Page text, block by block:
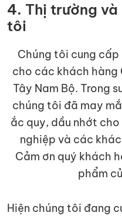
4. Thị trường
tôi
Chúng tôi cung
cho các khách hàng
Tây Nam Bộ. Trong
chúng tôi đã may
ắc quy, dầu nhớt
nghiệp và các
Cảm ơn quý khách
phẩm
Hiện chúng tôi đang